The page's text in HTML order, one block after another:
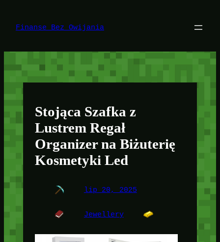
treści
Finanse Bez Owijania
Stojąca Szafka z
Lustrem Regał
Organizer na Biżuterię
Kosmetyki Led
lip 20, 2025
Jewellery